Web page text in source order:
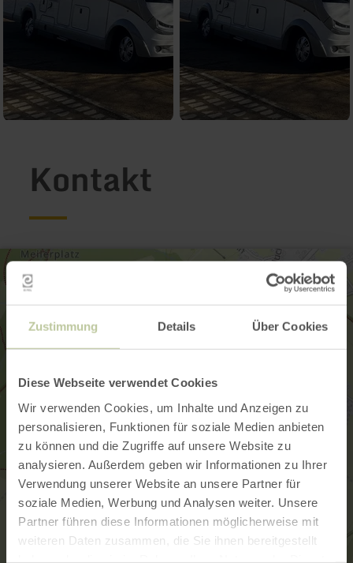
Zustimmung Details Über Cookies
Diese Webseite verwendet Cookies
Wir verwenden Cookies, um Inhalte und Anzeigen zu
personalisieren, Funktionen für soziale Medien anbieten
zu können und die Zugriffe auf unsere Website zu
analysieren. Außerdem geben wir Informationen zu Ihrer
Verwendung unserer Website an unsere Partner für
soziale Medien, Werbung und Analysen weiter. Unsere
Partner führen diese Informationen möglicherweise mit
weiteren Daten zusammen, die Sie ihnen bereitgestellt
Kontakt